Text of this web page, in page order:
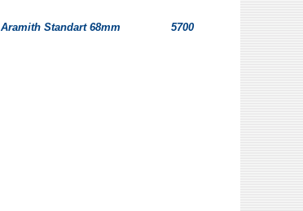
Aramith Standart 68mm 5700